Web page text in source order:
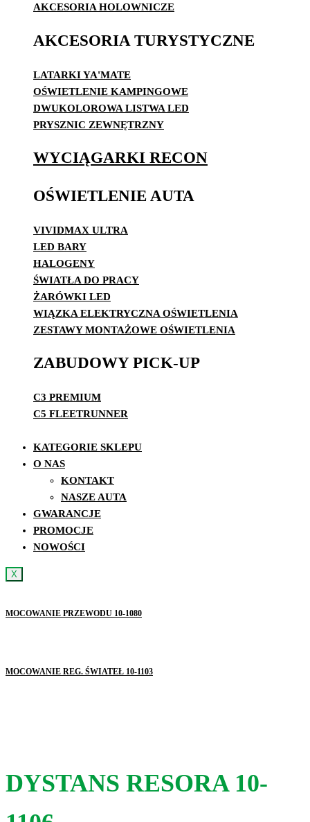
AKCESORIA HOLOWNICZE
AKCESORIA TURYSTYCZNE
LATARKI YA'MATE
OŚWIETLENIE KAMPINGOWE
DWUKOLOROWA LISTWA LED
PRYSZNIC ZEWNĘTRZNY
WYCIĄGARKI RECON
OŚWIETLENIE AUTA
VIVIDMAX ULTRA
LED BARY
HALOGENY
ŚWIATŁA DO PRACY
ŻARÓWKI LED
WIĄZKA ELEKTRYCZNA OŚWIETLENIA
ZESTAWY MONTAŻOWE OŚWIETLENIA
ZABUDOWY PICK-UP
C3 PREMIUM
C5 FLEETRUNNER
KATEGORIE SKLEPU
O NAS
KONTAKT
NASZE AUTA
GWARANCJE
PROMOCJE
NOWOŚCI
X
MOCOWANIE PRZEWODU 10-1080
MOCOWANIE REG. ŚWIATEŁ 10-1103
DYSTANS RESORA 10-